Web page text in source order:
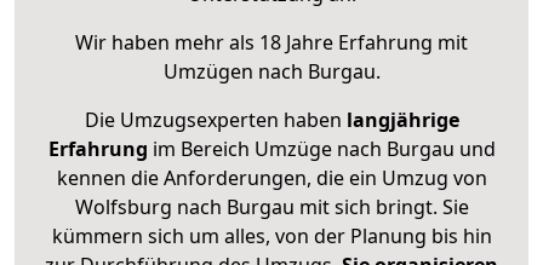
Wir haben mehr als 18 Jahre Erfahrung mit
Umzügen nach Burgau.
Die Umzugsexperten haben langjährige
Erfahrung im Bereich Umzüge nach Burgau und
kennen die Anforderungen, die ein Umzug von
Wolfsburg nach Burgau mit sich bringt. Sie
kümmern sich um alles, von der Planung bis hin